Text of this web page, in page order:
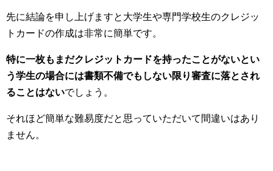
先に結論を申し上げますと大学生や専門学校生のクレジッ
トカードの作成は非常に簡単です。
特に一枚もまだクレジットカードを持ったことがないとい
う学生の場合には書類不備でもしない限り審査に落とされ
ることはないでしょう。
それほど簡単な難易度だと思っていただいて間違いはあり
ません。